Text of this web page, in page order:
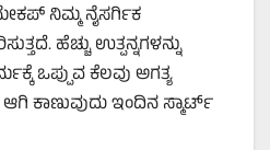
ನಿಮ್ಮ ನೈಸರ್ಗಿಕ
ಹೆಚ್ಚು ಉತ್ಪನ್ನಗಳನ್ನು
ಒಪ್ಪುವ ಕೆಲವು ಅಗತ್ಯ
ಆಗಿ ಕಾಣುವುದು ಇಂದಿನ ಸ್ಮಾರ್ಟ್